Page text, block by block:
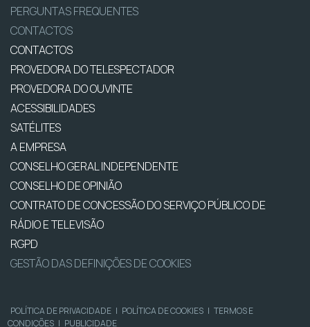
PERGUNTAS FREQUENTES
CONTACTOS
CONTACTOS
PROVEDORA DO TELESPECTADOR
PROVEDORA DO OUVINTE
ACESSIBILIDADES
SATÉLITES
A EMPRESA
CONSELHO GERAL INDEPENDENTE
CONSELHO DE OPINIÃO
CONTRATO DE CONCESSÃO DO SERVIÇO PÚBLICO DE
RÁDIO E TELEVISÃO
RGPD
GESTÃO DAS DEFINIÇÕES DE COOKIES
POLÍTICA DE PRIVACIDADE | POLÍTICA DE COOKIES | TERMOS E
CONDIÇÕES | PUBLICIDADE